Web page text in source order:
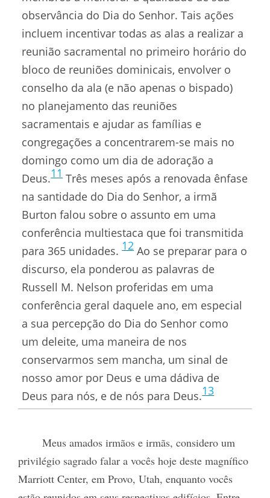
observância do Dia do Senhor. Tais ações
incluem incentivar todas as alas a realizar a
reunião sacramental no primeiro horário do
bloco de reuniões dominicais, envolver o
conselho da ala (e não apenas o bispado)
no planejamento das reuniões
sacramentais e ajudar as famílias e
congregações a concentrarem-se mais no
domingo como um dia de adoração a
Deus.11Três meses após a renovada ênfase
na santidade do Dia do Senhor, a irmã
Burton falou sobre o assunto em uma
conferência multiestaca que foi transmitida
para 365 unidades.12Ao se preparar para o
discurso, ela ponderou as palavras de
Russell M. Nelson proferidas em uma
conferência geral daquele ano, em especial
a sua percepção do Dia do Senhor como
um deleite, uma maneira de nos
conservarmos sem mancha, um sinal de
nosso amor por Deus e uma dádiva de
Deus para nós, e de nós para Deus.13
Meus amados irmãos e irmãs, considero um
privilégio sagrado falar a vocês hoje deste magnífico
Marriott Center, em Provo, Utah, enquanto vocês